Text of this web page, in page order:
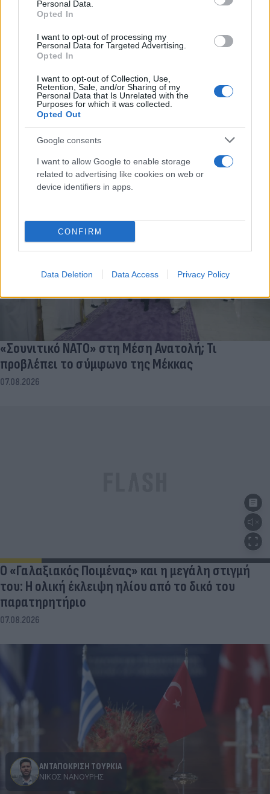
Personal Data.
Opted In
I want to opt-out of processing my
Personal Data for Targeted Advertising.
Opted In
I want to opt-out of Collection, Use,
Retention, Sale, and/or Sharing of my
Personal Data that Is Unrelated with the
Purposes for which it was collected.
Opted Out
Google consents
I want to allow Google to enable storage
related to advertising like cookies on web or
device identifiers in apps.
CONFIRM
Data Deletion Data Access Privacy Policy
Τρομακτική ανάλυση για τη φωτιά στην
Αττικοβοιωτία: Απελευθέρωσε ενέργεια 6
ατομικών βομβών Χιροσίμα
07.08.2026
«Σουνιτικό ΝΑΤΟ» στη Μέση Ανατολή; Τι
προβλέπει το σύμφωνο της Μέκκας
07.08.2026
Ο «Γαλαξιακός Ποιμένας» και η μεγάλη στιγμή
του: Η ολική έκλειψη ηλίου από το δικό του
παρατηρητήριο
07.08.2026
ΑΝΤΑΠΟΚΡΙΣΗ ΤΟΥΡΚΙΑ
ΝΊΚΟΣ ΝΑΝΟΎΡΗΣ